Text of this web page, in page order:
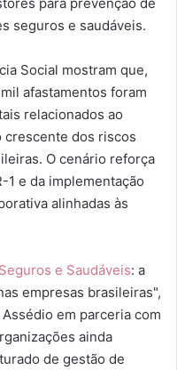
seguros e saudáveis.
Social mostram que,
afastamentos foram
relacionados ao
crescente dos riscos
O cenário reforça
1 e da implementação
alinhadas às
e Saudáveis: a
empresas brasileiras",
em parceria com
ainda
de gestão de